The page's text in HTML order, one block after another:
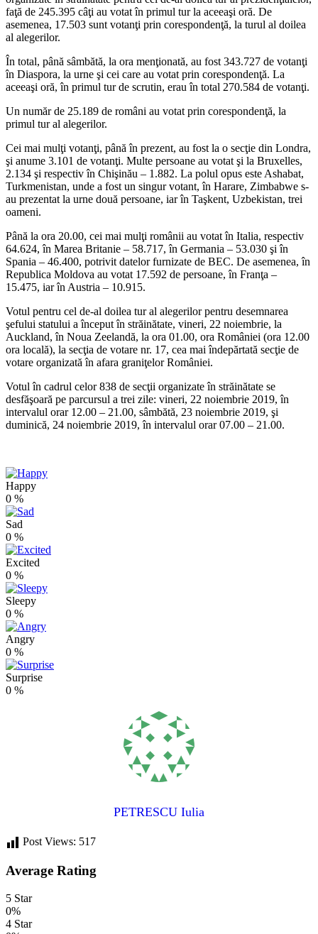
faţă de 245.395 câţi au votat în primul tur la aceeaşi oră. De
asemenea, 17.503 sunt votanţi prin corespondenţă, la turul al doilea
al alegerilor.
În total, până sâmbătă, la ora menţionată, au fost 343.727 de votanţi
în Diaspora, la urne şi cei care au votat prin corespondenţă. La
aceeaşi oră, în primul tur de scrutin, erau în total 270.584 de votanţi.
Un număr de 25.189 de români au votat prin corespondenţă, la
primul tur al alegerilor.
Cei mai mulţi votanţi, până în prezent, au fost la o secţie din Londra,
şi anume 3.101 de votanţi. Multe persoane au votat şi la Bruxelles,
2.134 şi respectiv în Chişinău – 1.882. La polul opus este Ashabat,
Turkmenistan, unde a fost un singur votant, în Harare, Zimbabwe s-
au prezentat la urne două persoane, iar în Taşkent, Uzbekistan, trei
oameni.
Până la ora 20.00, cei mai mulţi românii au votat în Italia, respectiv
64.624, în Marea Britanie – 58.717, în Germania – 53.030 şi în
Spania – 46.400, potrivit datelor furnizate de BEC. De asemenea, în
Republica Moldova au votat 17.592 de persoane, în Franţa –
15.475, iar în Austria – 10.915.
Votul pentru cel de-al doilea tur al alegerilor pentru desemnarea
şefului statului a început în străinătate, vineri, 22 noiembrie, la
Auckland, în Noua Zeelandă, la ora 01.00, ora României (ora 12.00
ora locală), la secţia de votare nr. 17, cea mai îndepărtată secţie de
votare organizată în afara graniţelor României.
Votul în cadrul celor 838 de secţii organizate în străinătate se
desfăşoară pe parcursul a trei zile: vineri, 22 noiembrie 2019, în
intervalul orar 12.00 – 21.00, sâmbătă, 23 noiembrie 2019, şi
duminică, 24 noiembrie 2019, în intervalul orar 07.00 – 21.00.
Happy
0 %
Sad
0 %
Excited
0 %
Sleepy
0 %
Angry
0 %
Surprise
0 %
PETRESCU Iulia
Post Views: 517
Average Rating
5 Star
0%
4 Star